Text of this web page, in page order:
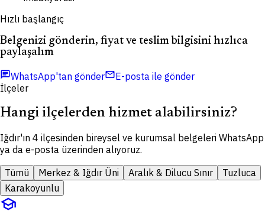
Hızlı başlangıç
Belgenizi gönderin, fiyat ve teslim bilgisini hızlıca
paylaşalım
chatWhatsApp'tan göndermailE-posta ile gönder
İlçeler
Hangi ilçelerden hizmet alabilirsiniz?
Iğdır'ın 4 ilçesinden bireysel ve kurumsal belgeleri WhatsApp
ya da e-posta üzerinden alıyoruz.
Tümü
Merkez & Iğdır Üni Aralık & Dilucu Sınır
Tuzluca
Karakoyunlu
school